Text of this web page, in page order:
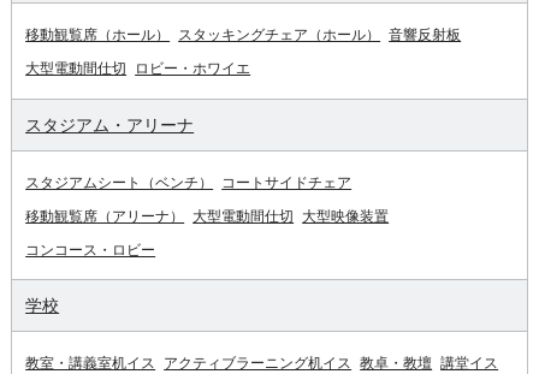
移動観覧席（ホール） スタッキングチェア（ホール）
音響反射板
大型電動間仕切
ロビー・ホワイエ
スタジアム・アリーナ
スタジアムシート（ベンチ）
コートサイドチェア
移動観覧席（アリーナ）
大型電動間仕切
大型映像装置
コンコース・ロビー
学校
教室・講義室机イス アクティブラーニング机イス 教卓・教壇 講堂イス